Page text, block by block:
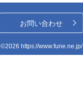
お問い合わせ
©2026 https://www.fune.ne.jp/